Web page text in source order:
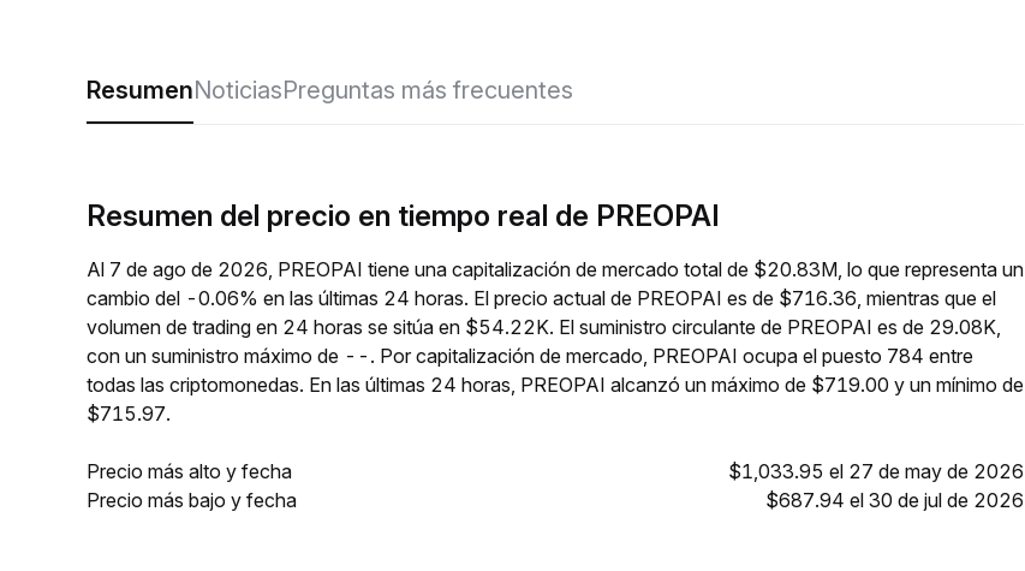
ResumenNoticiasPreguntas más frecuentes
Resumen del precio en tiempo real de PREOPAI
Al 7 de ago de 2026, PREOPAI tiene una capitalización de mercado total de $20.83M, lo que representa un
cambio del -0.06% en las últimas 24 horas. El precio actual de PREOPAI es de $716.36, mientras que el
volumen de trading en 24 horas se sitúa en $54.22K. El suministro circulante de PREOPAI es de 29.08K,
con un suministro máximo de --. Por capitalización de mercado, PREOPAI ocupa el puesto 784 entre
todas las criptomonedas. En las últimas 24 horas, PREOPAI alcanzó un máximo de $719.00 y un mínimo de
$715.97.
Precio más alto y fecha
$1,033.95 el 27 de may de 2026
Precio más bajo y fecha
$687.94 el 30 de jul de 2026